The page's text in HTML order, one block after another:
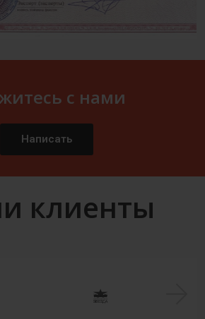
с нами
Написать
клиенты